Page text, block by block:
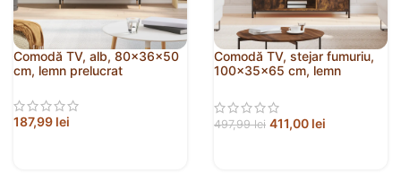
Comodă TV, alb, 80x36x50
cm, lemn prelucrat
187,99 lei
Comodă TV, stejar fumuriu,
100x35x65 cm, lemn
497,99lei 411,00 lei